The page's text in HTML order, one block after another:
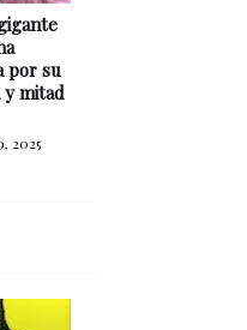
por su
y mitad
2025